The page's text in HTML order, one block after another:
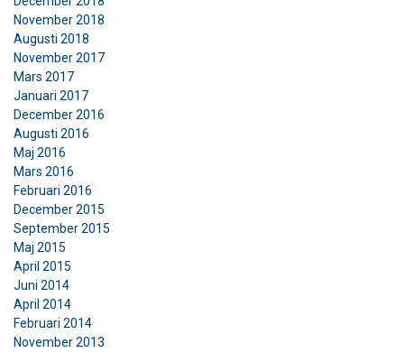
November 2018
Augusti 2018
November 2017
Mars 2017
Januari 2017
December 2016
Augusti 2016
Maj 2016
Mars 2016
Februari 2016
December 2015
September 2015
Maj 2015
April 2015
Juni 2014
April 2014
Februari 2014
November 2013